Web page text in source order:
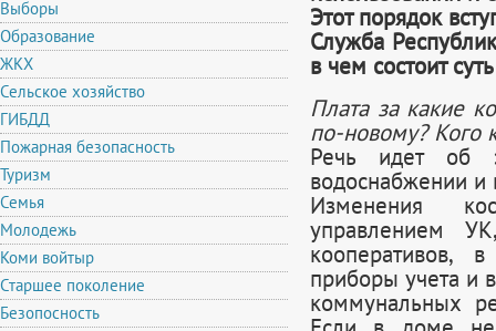
Выборы
Образование
ЖКХ
Сельское хозяйство
ГИБДД
Пожарная безопасность
Туризм
Семья
Молодежь
Коми войтыр
Старшее поколение
Безопосность
Этот порядок
Служба
в чем состоит
Плата за какие
по-новому? Кого
Речь идет об
водоснабжении
Изменения
управлением
кооперативов,
приборы учета и
коммунальных